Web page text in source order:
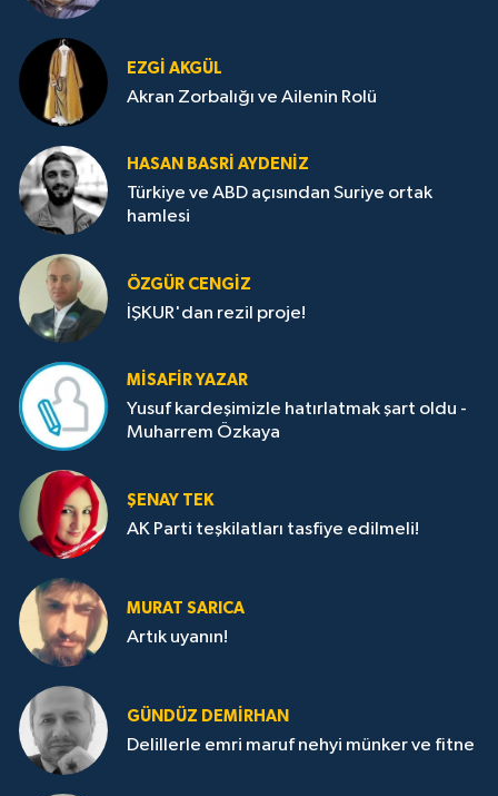
EZGI AKGÜL
Akran Zorbalığı ve Ailenin Rolü
HASAN BASRI AYDENIZ
Türkiye ve ABD açısından Suriye ortak
hamlesi
ÖZGÜR CENGIZ
İŞKUR'dan rezil proje!
MISAFIR YAZAR
Yusuf kardeşimizle hatırlatmak şart oldu -
Muharrem Özkaya
ŞENAY TEK
AK Parti teşkilatları tasfiye edilmeli!
MURAT SARICA
Artık uyanın!
GÜNDÜZ DEMIRHAN
Delillerle emri maruf nehyi münker ve fitne